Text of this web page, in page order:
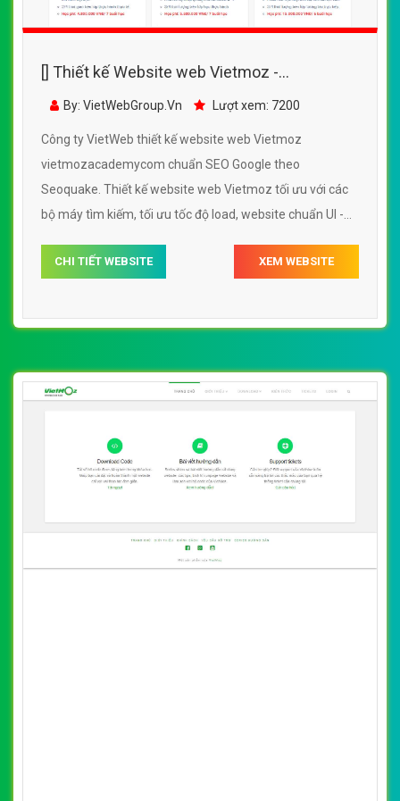
[] Thiết kế Website web Vietmoz -
vietmozacademycom
By: VietWebGroup.Vn Lượt xem: 7200
Công ty VietWeb thiết kế website web Vietmoz
vietmozacademycom chuẩn SEO Google theo
Seoquake. Thiết kế website web Vietmoz tối ưu với các
bộ máy tìm kiếm, tối ưu tốc độ load, website chuẩn UI -
Vietmoz vietmozacademycom
CHI TIẾT WEBSITE XEM WEBSITE